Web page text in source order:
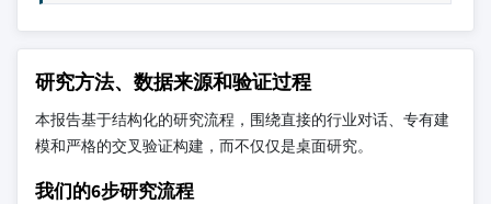
研究方法、数据来源和验证过程
本报告基于结构化的研究流程，围绕直接的行业对话、专有建
模和严格的交叉验证构建，而不仅仅是桌面研究。
我们的6步研究流程